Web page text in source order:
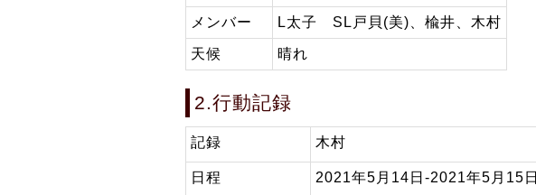
メンバー L太子 SL戸貝(美)、楡井、木村
天候 晴れ
2.行動記録
記録 木村
日程 2021年5月14日-2021年5月15日